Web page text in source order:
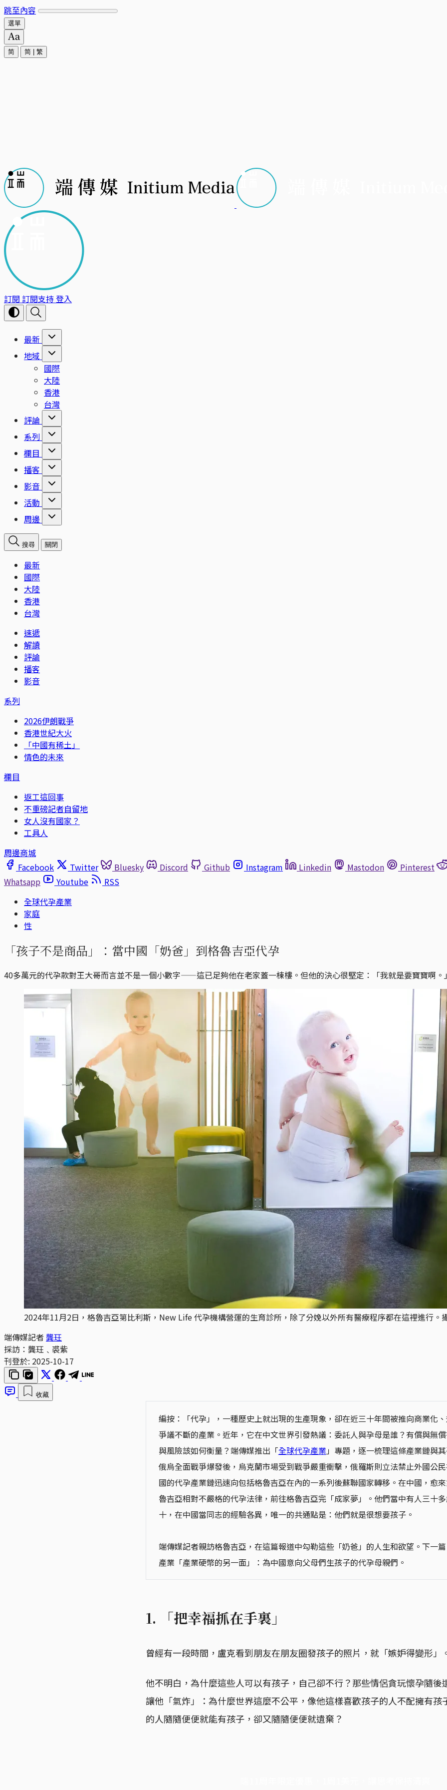
跳至內容
選單
简 简 繁
訂閱 訂閱支持登入
最新
地域
國際
大陸
香港
台灣
評論
系列
欄目
播客
影音
活動
周邊
搜尋 關閉
最新
國際
大陸
香港
台灣
速遞
解讀
評論
播客
影音
系列
2026伊朗戰爭
香港世紀大火
「中國有稀土」
情色的未來
欄目
返工這回事
不重磅記者自留地
女人沒有國家？
工具人
周邊商城
Facebook
Twitter Bluesky Discord Github Instagram Linkedin Mastodon
Pinterest
Whatsapp
Youtube
RSS
全球代孕產業
家庭
性
「孩子不是商品」：當中國「奶爸」到格魯吉亞代孕
40多萬元的代孕款對王大哥而言並不是一個小數字——這已足夠他在老家蓋一棟樓。但他的決心很堅定：「我就是要寶寶啊。
2024年11月2日，格魯吉亞第比利斯，New Life 代孕機構營運的生育診所，除了分娩以外所有醫療程序都在這裡進行
端傳媒記者 龔玨
採訪：龔玨﹑裘紫
刊登於: 2025-10-17
收藏
編按：「代孕」，一種歷史上就出現的生產現象，卻在近三十年間被推向商業化
爭議不斷的產業。近年，它在中文世界引發熱議：委託人與孕母是誰？有償與無
與風險該如何衡量？端傳媒推出「全球代孕產業」專題，逐一梳理這條產業鏈與
俄烏全面戰爭爆發後，烏克蘭市場受到戰爭嚴重衝擊，俄羅斯則立法禁止外國公
國的代孕產業鏈迅速向包括格魯吉亞在內的一系列後蘇聯國家轉移。在中國，愈
魯吉亞相對不嚴格的代孕法律，前往格魯吉亞完「成家夢」。他們當中有人三十
十，在中國當同志的經驗各異，唯一的共通點是：他們就是很想要孩子。
端傳媒記者親訪格魯吉亞，在這篇報道中勾勒這些「奶爸」的人生和欲望。下一
產業「產業硬幣的另一面」：為中國意向父母們生孩子的代孕母親們。
1. 「把幸福抓在手裏」
曾經有一段時間，盧克看到朋友在朋友圈發孩子的照片，就「嫉妒得變形」
他不明白，為什麼這些人可以有孩子，自己卻不行？那些情侶貪玩懷孕隨後
讓他「氣炸」：為什麼世界這麼不公平，像他這樣喜歡孩子的人不配擁有孩
的人隨隨便便就能有孩子，卻又隨隨便便就遺棄？